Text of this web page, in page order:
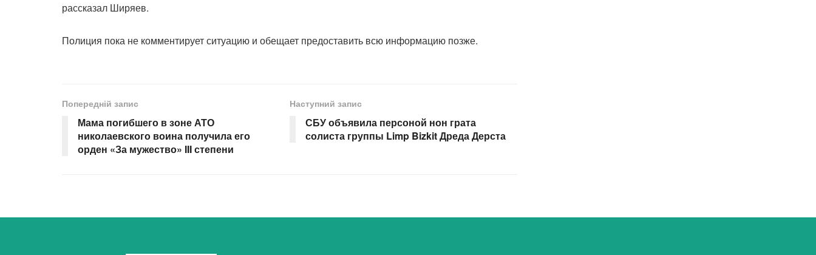
рассказал Ширяев.
Полиция пока не комментирует ситуацию и обещает предоставить всю информацию позже.
Попередній запис
Мама погибшего в зоне АТО
николаевского воина получила его
орден «За мужество» III степени
Наступний запис
СБУ объявила персоной нон грата
солиста группы Limp Bizkit Дреда Дерста